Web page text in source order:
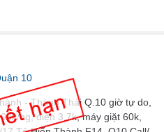
10
- Thành Thái Q.10 giờ tự do,
ng, điện 3,7k, máy giặt 60k,